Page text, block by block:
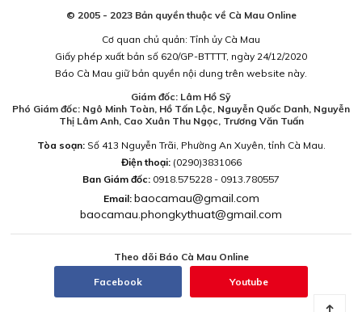
© 2005 - 2023 Bản quyền thuộc về Cà Mau Online
Cơ quan chủ quản: Tỉnh ủy Cà Mau
Giấy phép xuất bản số 620/GP-BTTTT, ngày 24/12/2020
Báo Cà Mau giữ bản quyền nội dung trên website này.
Giám đốc: Lâm Hồ Sỹ
Phó Giám đốc: Ngô Minh Toàn, Hồ Tấn Lộc, Nguyễn Quốc Danh, Nguyễn
Thị Lâm Anh, Cao Xuân Thu Ngọc, Trương Văn Tuấn
Tòa soạn:Số 413 Nguyễn Trãi, Phường An Xuyên, tỉnh Cà Mau.
Điện thoại: (0290)3831066
Ban Giám đốc: 0918.575228 - 0913.780557
Email: baocamau@gmail.com
baocamau.phongkythuat@gmail.com
Theo dõi Báo Cà Mau Online
Facebook Youtube